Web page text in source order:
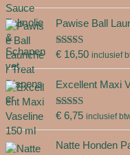
Pawise Ball
Gewaardeer
€16,50 inclusief
Excellent Maxi
Gewaardeer
€6,75 inclusief
Natte Honden